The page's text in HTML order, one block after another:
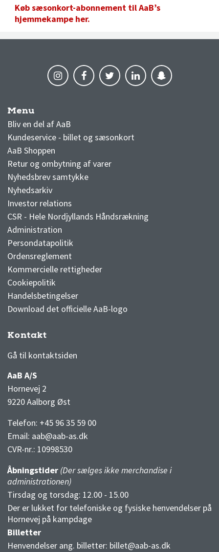
Køb sæsonkort-abonnement til AaB’s
hjemmekampe her.
Menu
Bliv en del af AaB
Kundeservice - billet og sæsonkort
AaB Shoppen
Retur og ombytning af varer
Nyhedsbrev samtykke
Nyhedsarkiv
Investor relations
CSR - Hele Nordjyllands Håndsrækning
Administration
Persondatapolitik
Ordensreglement
Kommercielle rettigheder
Cookiepolitik
Handelsbetingelser
Download det officielle AaB-logo
Kontakt
Gå til kontaktsiden
AaB A/S
Hornevej 2
9220 Aalborg Øst
Telefon: +45 96 35 59 00
Email: aab@aab-as.dk
CVR-nr.: 10998530
Åbningstider (Der sælges ikke merchandise i
administrationen)
Tirsdag og torsdag: 12.00 - 15.00
Der er lukket for telefoniske og fysiske henvendelser på
Hornevej på kampdage
Billetter
Henvendelser ang. billetter: billet@aab-as.dk